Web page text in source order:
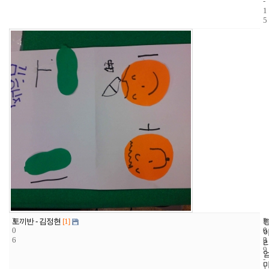
1
5
3
0
6
토끼반 - 김정현 [1]
1
0
3
2
0
0
9
-